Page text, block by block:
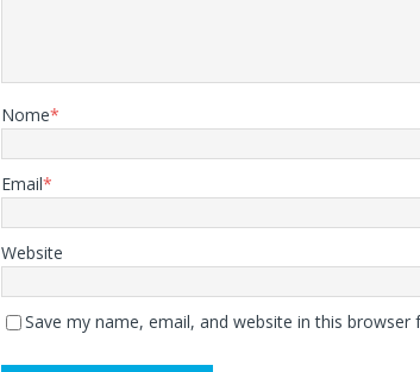
Nome*
Email*
Website
Save my name, email, and website in this